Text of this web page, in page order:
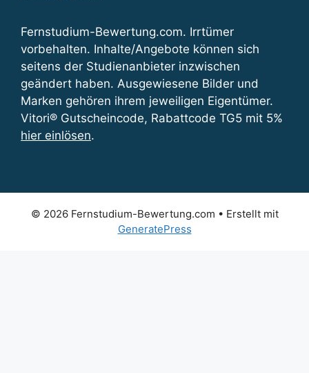
Fernstudium-Bewertung.com. Irrtümer
vorbehalten. Inhalte/Angebote können sich
seitens der Studienanbieter inzwischen
geändert haben. Ausgewiesene Bilder und
Marken gehören ihrem jeweiligen Eigentümer.
Vitori® Gutscheincode, Rabattcode TG5 mit 5%
hier einlösen.
© 2026 Fernstudium-Bewertung.com • Erstellt mit
GeneratePress